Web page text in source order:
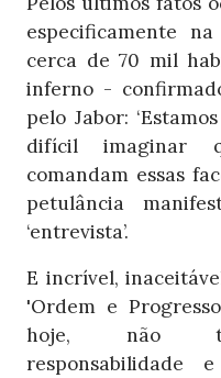
especificamente
cerca de 70 mil
inferno -
pelo Jabor:
difícil imaginar
comandam essas
petulância
‘entrevista’.
E incrível,
'Ordem e
hoje, não
responsabilidade